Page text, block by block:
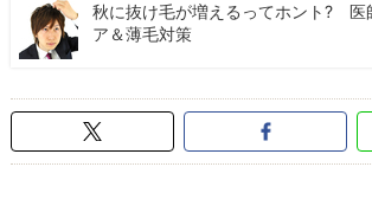
秋に抜け毛が増えるってホント? 医
ア＆薄毛対策